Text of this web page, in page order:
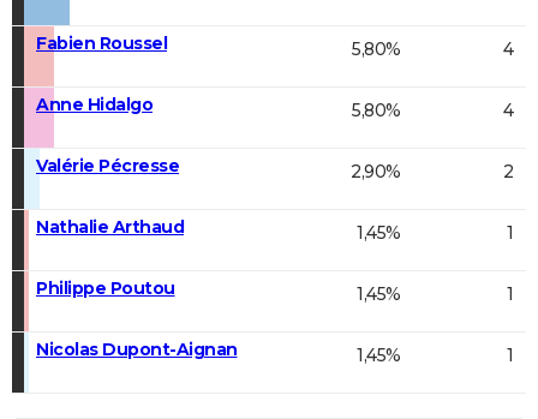
Fabien Roussel 5,80% 4
Anne Hidalgo 5,80% 4
Valérie Pécresse 2,90% 2
Nathalie Arthaud 1,45% 1
Philippe Poutou 1,45% 1
Nicolas Dupont-Aignan 1,45% 1